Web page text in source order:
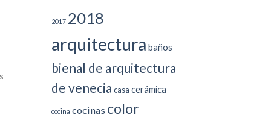
2017 2018
arquitectura baños
bienal de arquitectura
de venecia casa cerámica
cocina cocinas color